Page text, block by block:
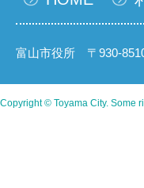
富山市役所 〒930-
Copyright © Toyama City. Some